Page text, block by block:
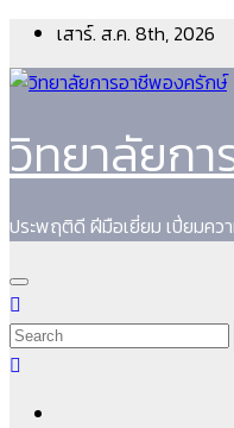
Skip
to
content
เสาร์. ส.ค. 8th, 2026
วิทยาลัยก
ประพฤติดี ฝีมือเยี่ยม เปี่ยมค